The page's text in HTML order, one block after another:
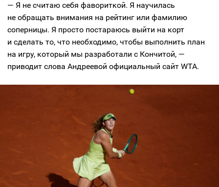
— Я не считаю себя фавориткой. Я научилась
не обращать внимания на рейтинг или фамилию
соперницы. Я просто постараюсь выйти на корт
и сделать то, что необходимо, чтобы выполнить план
на игру, который мы разработали с Кончитой, —
приводит слова Андреевой официальный сайт WTA.